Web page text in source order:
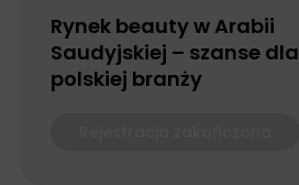
Rynek beauty w Arabii
Saudyjskiej – szanse dla
polskiej branży